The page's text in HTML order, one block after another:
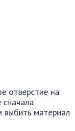
отверстие на
сначала
выбить материал